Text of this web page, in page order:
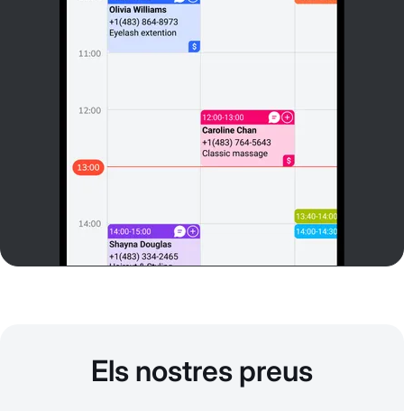
Els nostres preus